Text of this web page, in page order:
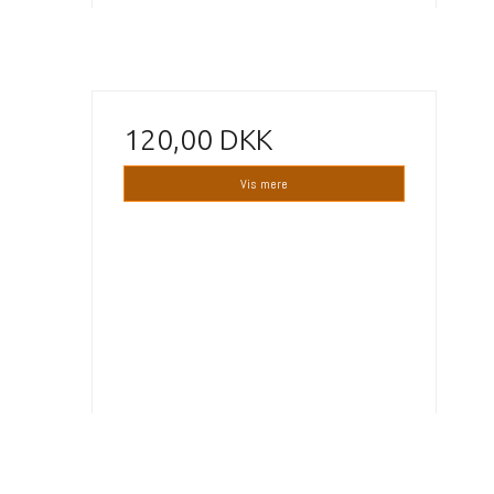
120,00 DKK
Vis mere